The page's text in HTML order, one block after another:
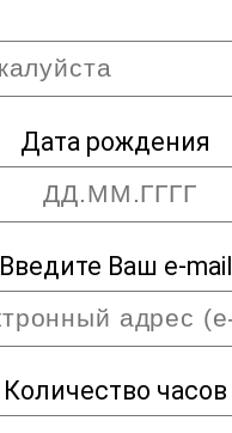
Дата рождения
Введите Ваш e-mail
Количество часов